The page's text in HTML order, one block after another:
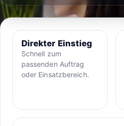
Direkter Einstieg
Schnell zum
passenden Auftrag
oder Einsatzbereich.